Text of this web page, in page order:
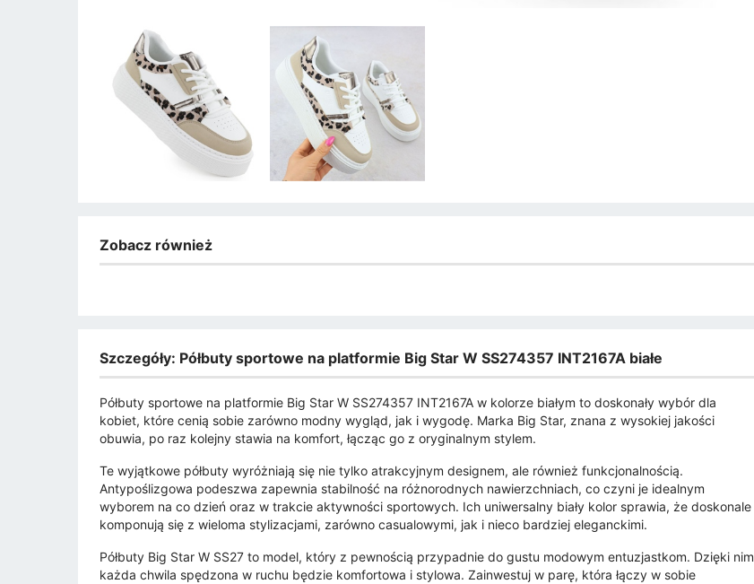
Zobacz również
Szczegóły: Półbuty sportowe na platformie Big Star W SS274357 INT2167A białe
Półbuty sportowe na platformie Big Star W SS274357 INT2167A w kolorze białym to doskonały wybór dla
kobiet, które cenią sobie zarówno modny wygląd, jak i wygodę. Marka Big Star, znana z wysokiej jakości
obuwia, po raz kolejny stawia na komfort, łącząc go z oryginalnym stylem.
Te wyjątkowe półbuty wyróżniają się nie tylko atrakcyjnym designem, ale również funkcjonalnością.
Antypoślizgowa podeszwa zapewnia stabilność na różnorodnych nawierzchniach, co czyni je idealnym
wyborem na co dzień oraz w trakcie aktywności sportowych. Ich uniwersalny biały kolor sprawia, że doskonale
komponują się z wieloma stylizacjami, zarówno casualowymi, jak i nieco bardziej eleganckimi.
Półbuty Big Star W SS27 to model, który z pewnością przypadnie do gustu modowym entuzjastkom. Dzięki nim
każda chwila spędzona w ruchu będzie komfortowa i stylowa. Zainwestuj w parę, która łączy w sobie